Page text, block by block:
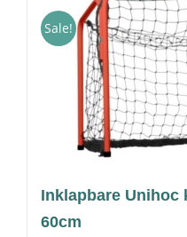
Sale!
Inklapbare Unihoc
60cm